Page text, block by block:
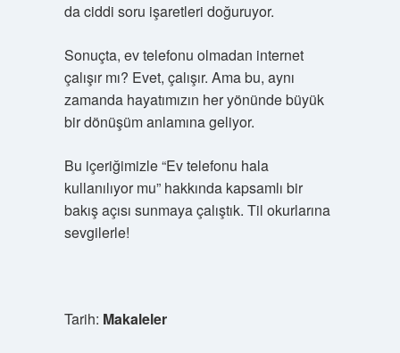
da ciddi soru işaretleri doğuruyor.
Sonuçta, ev telefonu olmadan internet
çalışır mı? Evet, çalışır. Ama bu, aynı
zamanda hayatımızın her yönünde büyük
bir dönüşüm anlamına geliyor.
Bu içeriğimizle “Ev telefonu hala
kullanılıyor mu” hakkında kapsamlı bir
bakış açısı sunmaya çalıştık. Til okurlarına
sevgilerle!
Tarih: Makaleler